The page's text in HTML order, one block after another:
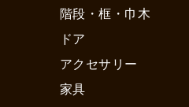
階段・框・巾木
ドア
アクセサリー
家具